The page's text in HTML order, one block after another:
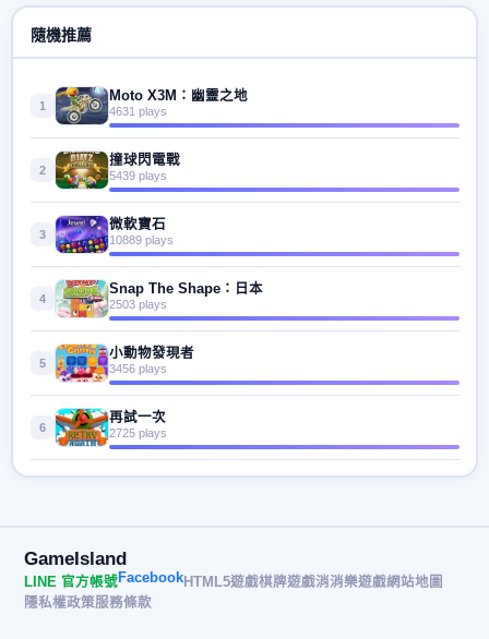
隨機推薦
1
Moto X3M：幽靈之地
4631 plays
2
撞球閃電戰
5439 plays
3
微軟寶石
10889 plays
4
Snap The Shape：日本
2503 plays
5
小動物發現者
3456 plays
6
再試一次
2725 plays
GameIsland
LINE 官方帳號FacebookHTML5遊戲棋牌遊戲消消樂遊戲網站地圖
隱私權政策服務條款